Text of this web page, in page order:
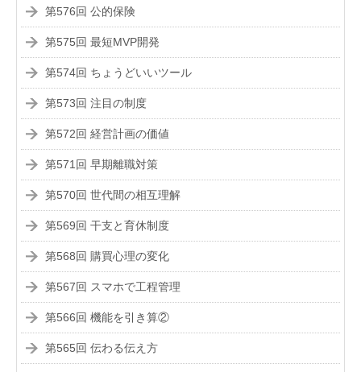
第576回 公的保険
第575回 最短MVP開発
第574回 ちょうどいいツール
第573回 注目の制度
第572回 経営計画の価値
第571回 早期離職対策
第570回 世代間の相互理解
第569回 干支と育休制度
第568回 購買心理の変化
第567回 スマホで工程管理
第566回 機能を引き算②
第565回 伝わる伝え方